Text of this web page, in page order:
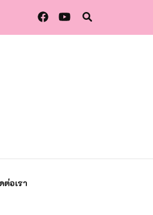
ต่อเรา